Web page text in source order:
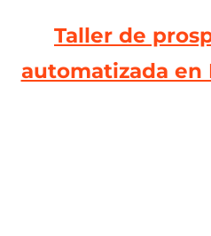
Taller de
automatizada en